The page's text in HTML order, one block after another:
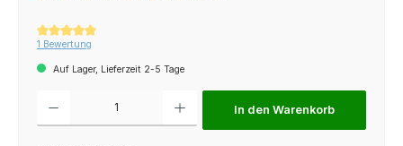
Durchschnittliche Bewertung von 5 von 5 Sternen
1 Bewertung
Auf Lager, Lieferzeit 2-5 Tage
Produkt Anzahl: Gib den gewünschten Wert ein oder benutze die
In den Warenkorb